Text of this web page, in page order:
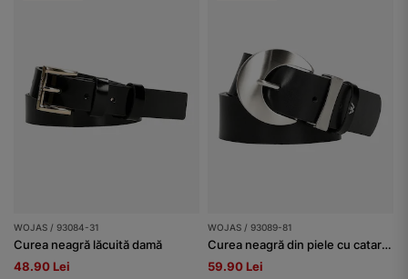
WOJAS / 93084-31
Curea neagră lăcuită damă
48.90 Lei
WOJAS / 93089-81
Curea neagră din piele cu cataramă mare argintie damă
59.90 Lei